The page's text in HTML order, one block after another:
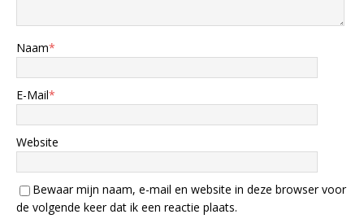
Naam*
E-Mail*
Website
Bewaar mijn naam, e-mail en website in deze browser voor
de volgende keer dat ik een reactie plaats.